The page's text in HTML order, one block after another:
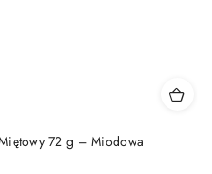
72 g – Miodowa